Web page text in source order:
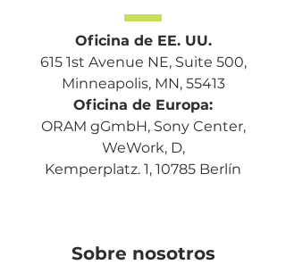
Oficina de EE. UU.
615 1st Avenue NE, Suite 500,
Minneapolis, MN, 55413
Oficina de Europa:
ORAM gGmbH, Sony Center,
WeWork, D,
Kemperplatz. 1, 10785 Berlín
Sobre nosotros